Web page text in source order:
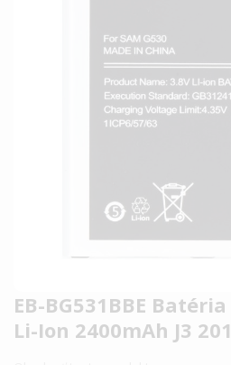
EB-BG531BBE
Li-Ion 2400mAh J3
Preskočiť
na
začiatok